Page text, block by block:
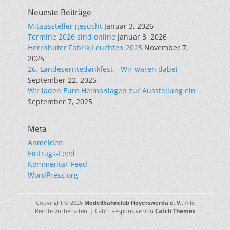
Neueste Beiträge
Mitaussteller gesucht Januar 3, 2026
Termine 2026 sind online Januar 3, 2026
Herrnhuter Fabrik.Leuchten 2025 November 7,
2025
26. Landeserntedankfest – Wir waren dabei
September 22, 2025
Wir laden Eure Heimanlagen zur Ausstellung ein
September 7, 2025
Meta
Anmelden
Eintrags-Feed
Kommentar-Feed
WordPress.org
Copyright © 2026 Modellbahnclub Hoyerswerda e. V.. Alle
Rechte vorbehalten. | Catch Responsive von Catch Themes